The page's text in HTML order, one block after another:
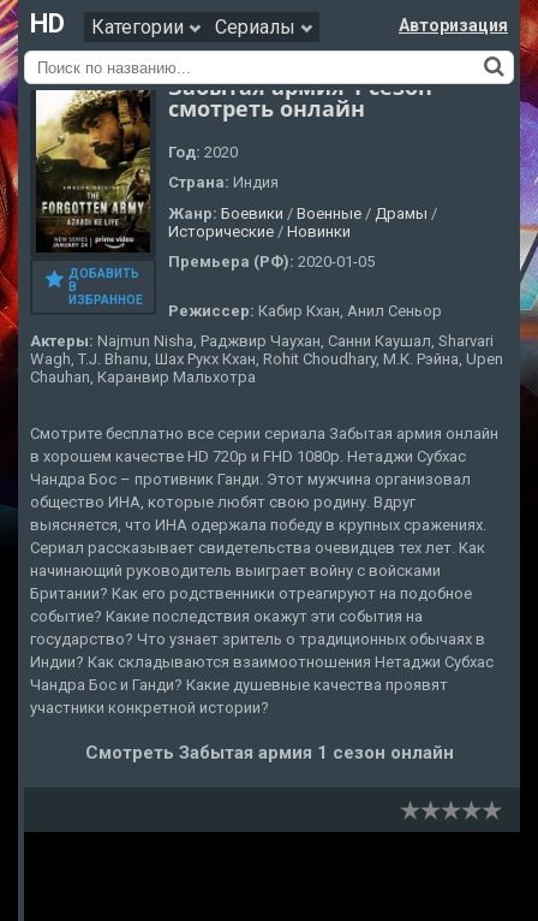
HD Категории Сериалы Авторизация
ДОБАВИТЬ
В
ИЗБРАННОЕ
Забытая армия 1 сезон
смотреть онлайн
Год: 2020
Страна: Индия
Жанр: Боевики / Военные / Драмы /
Исторические / Новинки
Премьера (РФ): 2020-01-05
Режиссер: Кабир Кхан, Анил Сеньор
Актеры: Najmun Nisha, Раджвир Чаухан, Санни Каушал, Sharvari
Wagh, T.J. Bhanu, Шах Рукх Кхан, Rohit Choudhary, М.К. Рэйна, Upen
Chauhan, Каранвир Мальхотра
Смотрите бесплатно все серии сериала Забытая армия онлайн
в хорошем качестве HD 720p и FHD 1080p. Нетаджи Субхас
Чандра Бос – противник Ганди. Этот мужчина организовал
общество ИНА, которые любят свою родину. Вдруг
выясняется, что ИНА одержала победу в крупных сражениях.
Сериал рассказывает свидетельства очевидцев тех лет. Как
начинающий руководитель выиграет войну с войсками
Британии? Как его родственники отреагируют на подобное
событие? Какие последствия окажут эти события на
государство? Что узнает зритель о традиционных обычаях в
Индии? Как складываются взаимоотношения Нетаджи Субхас
Чандра Бос и Ганди? Какие душевные качества проявят
участники конкретной истории?
Смотреть Забытая армия 1 сезон онлайн